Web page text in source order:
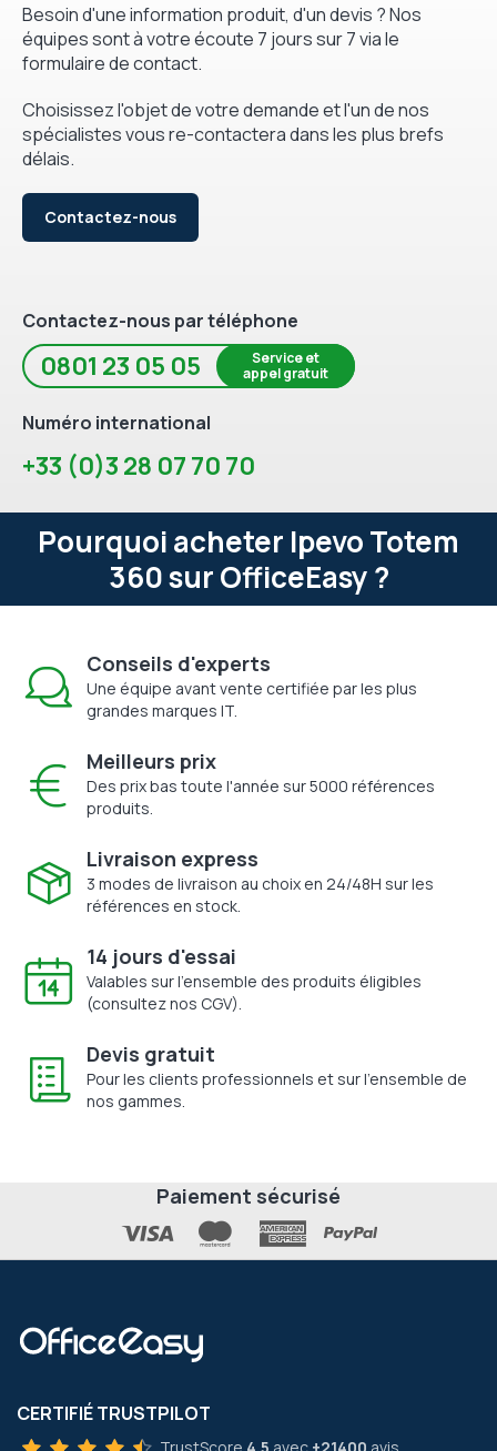
Besoin d'une information produit, d'un devis ? Nos
équipes sont à votre écoute 7 jours sur 7 via le
formulaire de contact.
Choisissez l'objet de votre demande et l'un de nos
spécialistes vous re-contactera dans les plus brefs
délais.
Contactez-nous
Contactez-nous par téléphone
0801 23 05 05
Service et
appel gratuit
Numéro international
+33 (0)3 28 07 70 70
Pourquoi acheter Ipevo Totem
360 sur OfficeEasy ?
Conseils d'experts
Une équipe avant vente certifiée par les plus
grandes marques IT.
Meilleurs prix
Des prix bas toute l'année sur 5000 références
produits.
Livraison express
3 modes de livraison au choix en 24/48H sur les
références en stock.
14 jours d'essai
Valables sur l'ensemble des produits éligibles
(consultez nos CGV).
Devis gratuit
Pour les clients professionnels et sur l'ensemble de
nos gammes.
Paiement sécurisé
CERTIFIÉ TRUSTPILOT
TrustScore 4.5 avec +21400 avis